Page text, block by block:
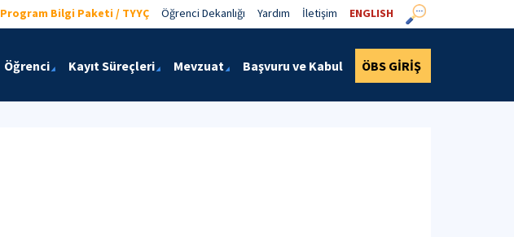
Program Bilgi Paketi / TYYÇ Öğrenci Dekanlığı Yardım İletişim ENGLISH
Öğrenci Kayıt Süreçleri Mevzuat Başvuru ve Kabul ÖBS GİRİŞ